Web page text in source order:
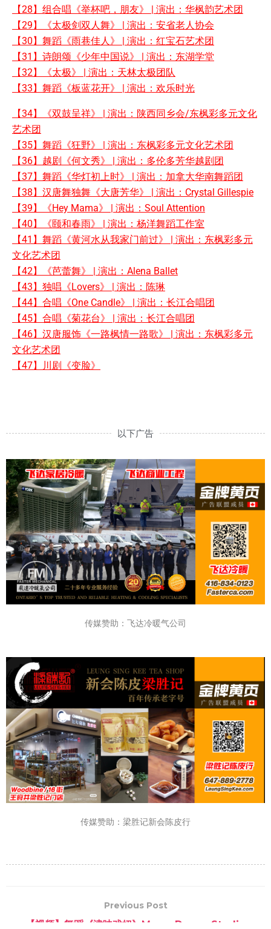
【28】组合唱《举杯吧，朋友》 | 演出：华枫韵艺术团
【29】《太极剑双人舞》 | 演出：安省老人协会
【30】舞蹈《雨巷佳人》 | 演出：红宝石艺术团
【31】诗朗颂《少年中国说》 | 演出：东湖学堂
【32】《太极》 | 演出：天林太极团队
【33】舞蹈《板蓝花开》 | 演出：欢乐时光
【34】《双鼓呈祥》 | 演出：陕西同乡会/东枫彩多元文化
艺术团
【35】舞蹈《狂野》 | 演出：东枫彩多元文化艺术团
【36】越剧《何文秀》 | 演出：多伦多芳华越剧团
【37】舞蹈《华灯初上时》 | 演出：加拿大华南舞蹈团
【38】汉唐舞独舞《大唐芳华》 | 演出：Crystal Gillespie
【39】《Hey Mama》 | 演出：Soul Attention
【40】《颐和春雨》 | 演出：杨洋舞蹈工作室
【41】舞蹈《黄河水从我家门前过》 | 演出：东枫彩多元
文化艺术团
【42】《芭蕾舞》 | 演出：Alena Ballet
【43】独唱《Lovers》 | 演出：陈琳
【44】合唱《One Candle》 | 演出：长江合唱团
【45】合唱《菊花台》 | 演出：长江合唱团
【46】汉唐服饰《一路枫情一路歌》 | 演出：东枫彩多元
文化艺术团
【47】川剧《变脸》
以下广告
传媒赞助：飞达冷暖气公司
传媒赞助：梁胜记新会陈皮行
Previous Post
【视频】舞蹈《津味戏妞》Merry Dance Studio